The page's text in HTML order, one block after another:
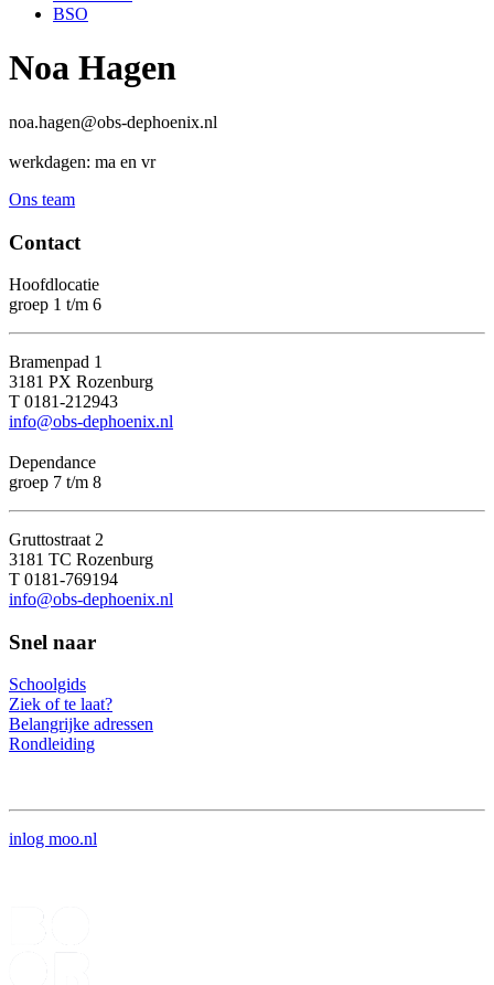
BSO
Noa Hagen
noa.hagen@obs-dephoenix.nl
werkdagen: ma en vr
Ons team
Contact
Hoofdlocatie
groep 1 t/m 6
Bramenpad 1
3181 PX Rozenburg
T 0181-212943
info@obs-dephoenix.nl
Dependance
groep 7 t/m 8
Gruttostraat 2
3181 TC Rozenburg
T 0181-769194
info@obs-dephoenix.nl
Snel naar
Schoolgids
Ziek of te laat?
Belangrijke adressen
Rondleiding
inlog moo.nl